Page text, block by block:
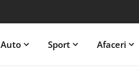
Auto Sport Afaceri